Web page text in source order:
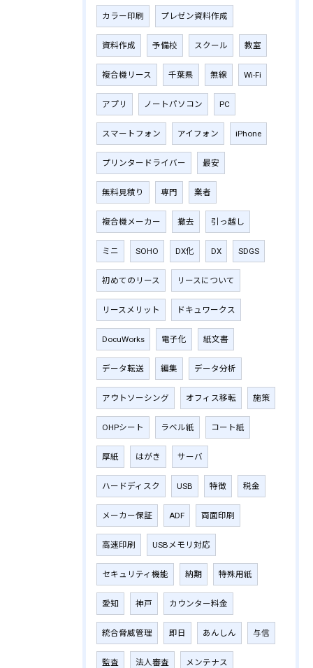
カラー印刷 プレゼン資料作成
資料作成 予備校 スクール 教室
複合機リース 千葉県 無線 Wi-Fi
アプリ ノートパソコン PC
スマートフォン アイフォン iPhone
プリンタードライバー 最安
無料見積り 専門 業者
複合機メーカー 撤去 引っ越し
ミニ SOHO DX化 DX SDGS
初めてのリース リースについて
リースメリット ドキュワークス
DocuWorks 電子化 紙文書
データ転送 編集 データ分析
アウトソーシング オフィス移転 施策
OHPシート ラベル紙 コート紙
厚紙 はがき サーバ
ハードディスク USB 特徴 税金
メーカー保証 ADF 両面印刷
高速印刷 USBメモリ対応
セキュリティ機能 納期 特殊用紙
愛知 神戸 カウンター料金
統合脅威管理 即日 あんしん 与信
監査 法人審査 メンテナス